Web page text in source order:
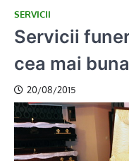
SERVICII
Servicii
cea mai
20/08/2015